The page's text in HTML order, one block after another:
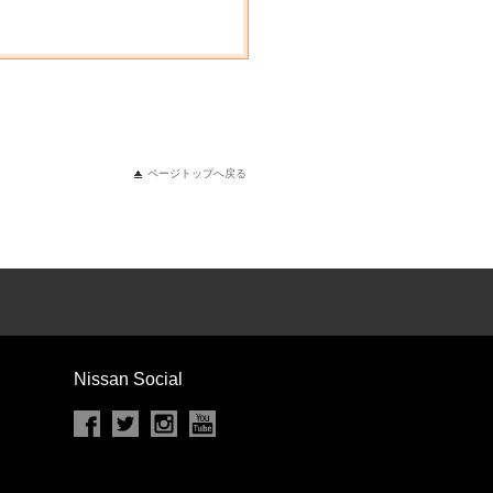
ページトップへ戻る
Nissan Social